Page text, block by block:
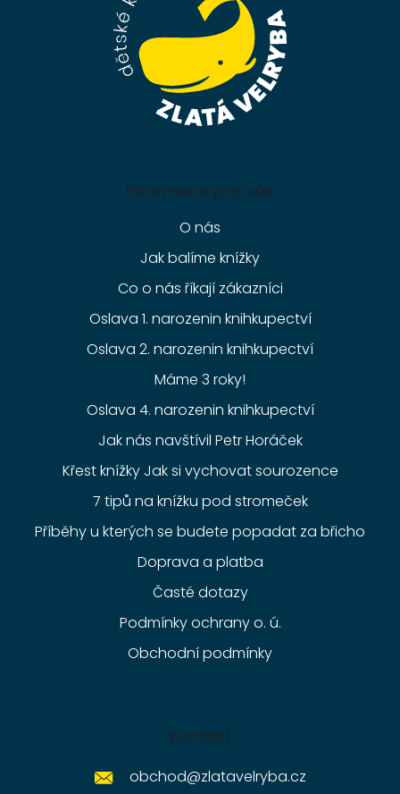
Informace pro vás
O nás
Jak balíme knížky
Co o nás říkají zákazníci
Oslava 1. narozenin knihkupectví
Oslava 2. narozenin knihkupectví
Máme 3 roky!
Oslava 4. narozenin knihkupectví
Jak nás navštívil Petr Horáček
Křest knížky Jak si vychovat sourozence
7 tipů na knížku pod stromeček
Příběhy u kterých se budete popadat za břicho
Doprava a platba
Časté dotazy
Podmínky ochrany o. ú.
Obchodní podmínky
Kontakt
obchod@zlatavelryba.cz